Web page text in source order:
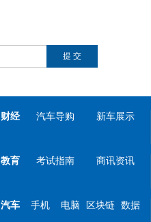
财经 汽车导购 新车展示
教育 考试指南 商讯资讯
汽车 手机 电脑 区块链 数据